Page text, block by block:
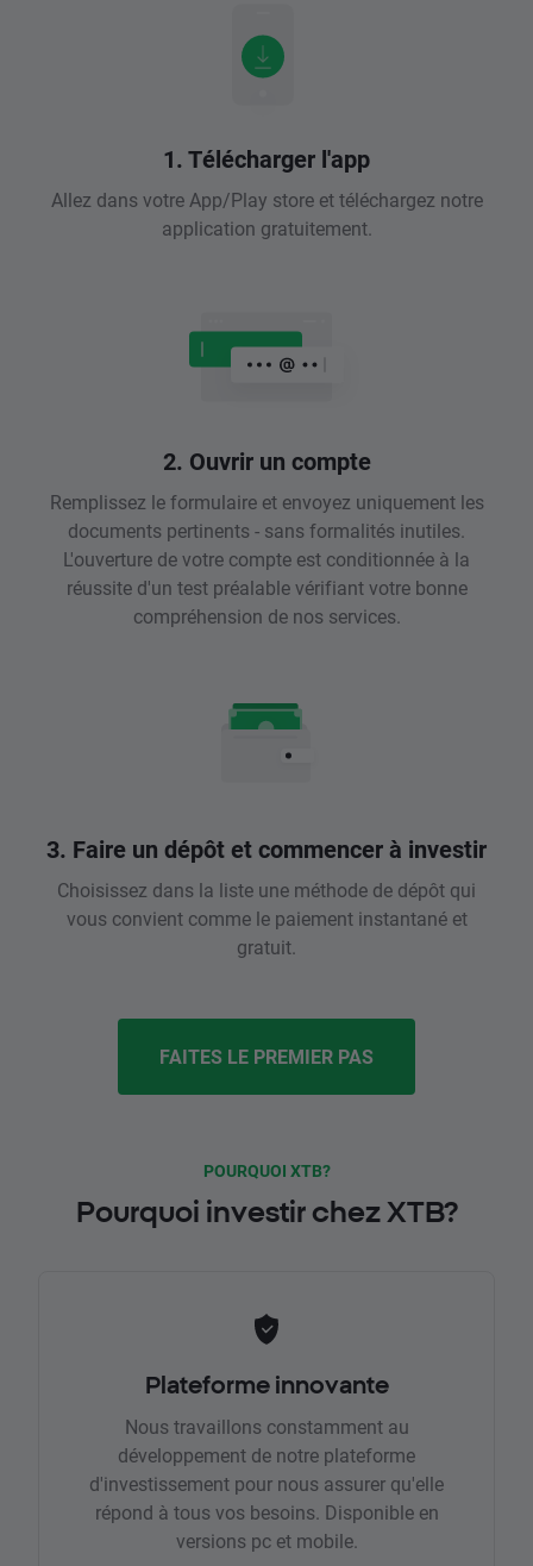
1. Télécharger l'app
Allez dans votre App/Play store et téléchargez notre
application gratuitement.
2. Ouvrir un compte
Remplissez le formulaire et envoyez uniquement les
documents pertinents - sans formalités inutiles.
L'ouverture de votre compte est conditionnée à la
réussite d'un test préalable vérifiant votre bonne
compréhension de nos services.
3. Faire un dépôt et commencer à investir
Choisissez dans la liste une méthode de dépôt qui
vous convient comme le paiement instantané et
gratuit.
FAITES LE PREMIER PAS
POURQUOI XTB?
Pourquoi investir chez XTB?
Plateforme innovante
Nous travaillons constamment au
développement de notre plateforme
d'investissement pour nous assurer qu'elle
répond à tous vos besoins. Disponible en
versions pc et mobile.